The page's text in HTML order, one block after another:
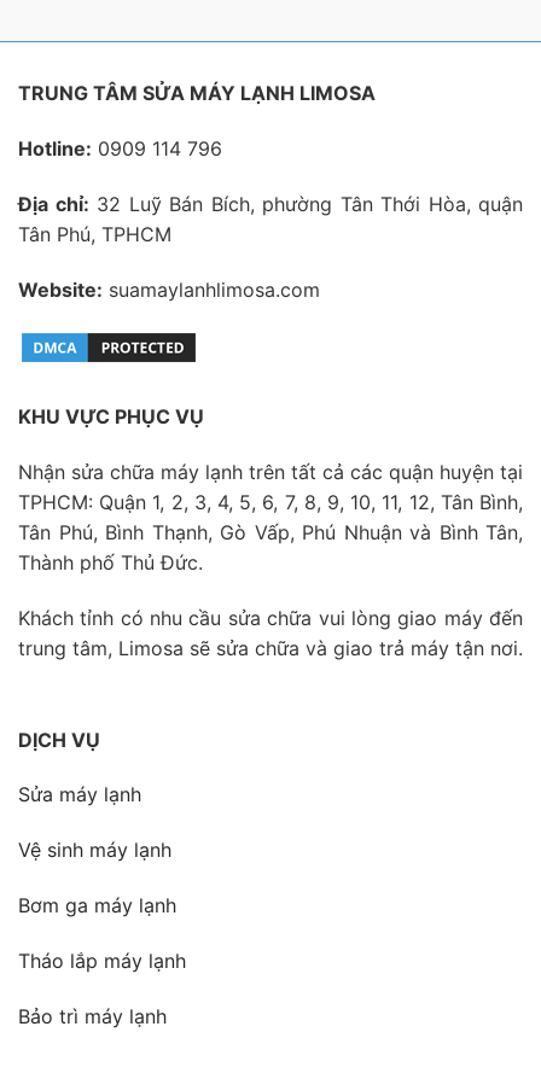
TRUNG TÂM SỬA MÁY LẠNH LIMOSA
Hotline: 0909 114 796
Địa chỉ: 32 Luỹ Bán Bích, phường Tân Thới Hòa, quận
Tân Phú, TPHCM
Website: suamaylanhlimosa.com
KHU VỰC PHỤC VỤ
Nhận sửa chữa máy lạnh trên tất cả các quận huyện tại
TPHCM: Quận 1, 2, 3, 4, 5, 6, 7, 8, 9, 10, 11, 12, Tân Bình,
Tân Phú, Bình Thạnh, Gò Vấp, Phú Nhuận và Bình Tân,
Thành phố Thủ Đức.
Khách tỉnh có nhu cầu sửa chữa vui lòng giao máy đến
trung tâm, Limosa sẽ sửa chữa và giao trả máy tận nơi.
DỊCH VỤ
Sửa máy lạnh
Vệ sinh máy lạnh
Bơm ga máy lạnh
Tháo lắp máy lạnh
Bảo trì máy lạnh